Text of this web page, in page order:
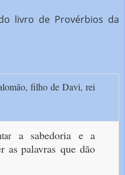
livro de Provérbios da
filho de Davi, rei
a sabedoria e a
as palavrasque dão